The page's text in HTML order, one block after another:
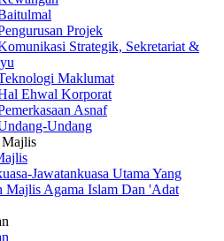
Projek
Strategik, Sekretariat &
Maklumat
Ehwal Korporat
Asnaf
Undang
Majlis
Jawatankuasa Utama Yang
Majlis Agama Islam Dan 'Adat